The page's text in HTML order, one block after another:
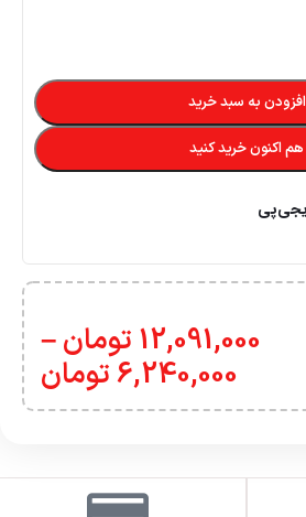
افزودن به سبد خرید
هم اکنون خرید کنید
12,091,000 تومان–
6,240,000تومان